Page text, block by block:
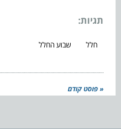
תגיות:
חלל שבוע החלל
« פוסט קודם